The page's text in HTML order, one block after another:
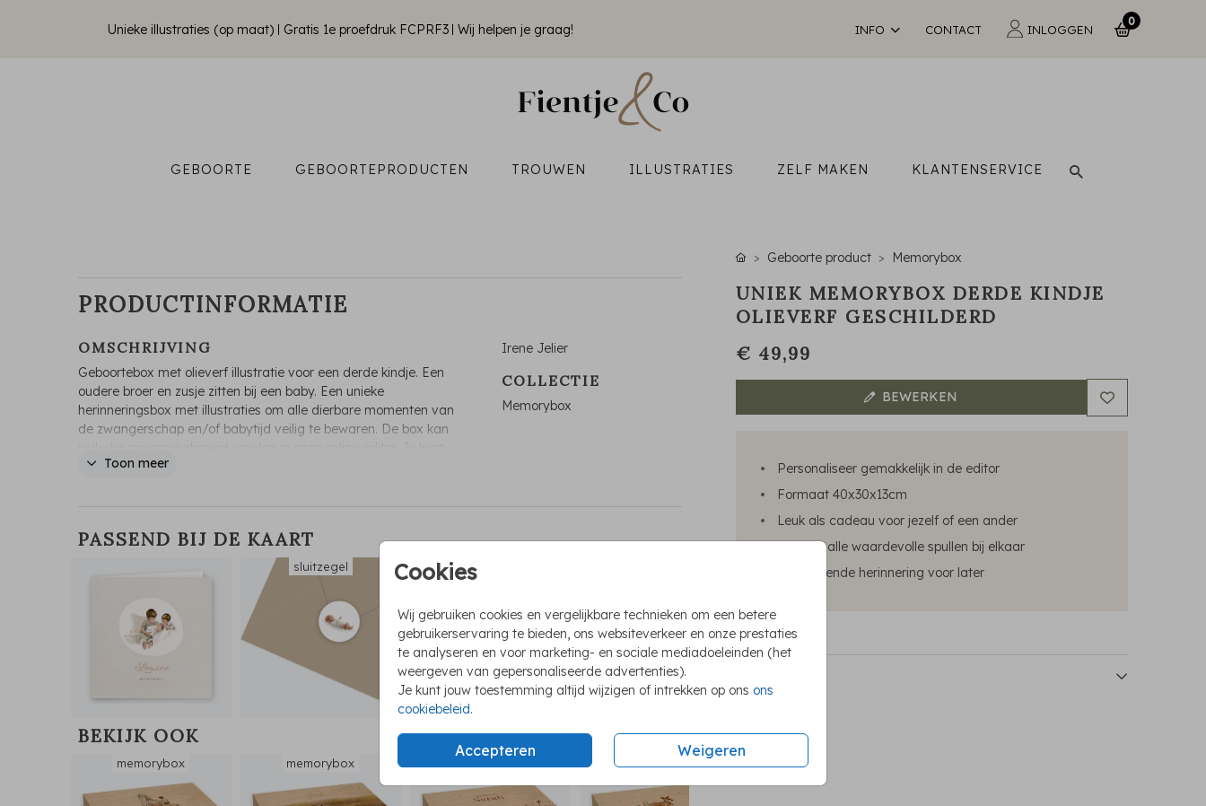
Unieke illustraties (op maat) Gratis 1e proefdruk FCPRF3 Wij helpen je graag! INFO CONTACT INLOGGEN
0
GEBOORTE GEBOORTEPRODUCTEN TROUWEN ILLUSTRATIES ZELF MAKEN KLANTENSERVICE
Cookies
Wij gebruiken cookies en vergelijkbare technieken om een betere
gebruikerservaring te bieden, ons websiteverkeer en onze prestaties
te analyseren en voor marketing- en sociale mediadoeleinden (het
weergeven van gepersonaliseerde advertenties).
Je kunt jouw toestemming altijd wijzigen of intrekken op ons ons
cookiebeleid.
Accepteren Weigeren
PRODUCTINFORMATIE
OMSCHRIJVING
Geboortebox met olieverf illustratie voor een derde kindje. Een
oudere broer en zusje zitten bij een baby. Een unieke
herinneringsbox met illustraties om alle dierbare momenten van
de zwangerschap en/of babytijd veilig te bewaren. De box kan
de illustraties ook aanpassen met andere
Toon meer
Irene Jelier
COLLECTIE
Memorybox
PASSEND BIJ DE KAART
sluitzegel
BEKIJK OOK
memorybox memorybox memorybox memorybox
Geboorte product Memorybox
UNIEK MEMORYBOX DERDE KINDJE
OLIEVERF GESCHILDERD
€ 49,99
BEWERKEN
Personaliseer gemakkelijk in de editor
Formaat 40x30x13cm
Leuk als cadeau voor jezelf of een ander
Bewaar alle waardevolle spullen bij elkaar
Een blijvende herinnering voor later